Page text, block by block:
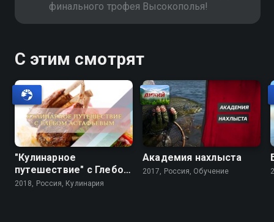
финального трофея Высокополья!
С этим смотрят
"Кулинарное
путешествие" с Глебом
Астафьевым
2018, Россия, Кулинария
Академия нахлыста
2017, Россия, Обучение